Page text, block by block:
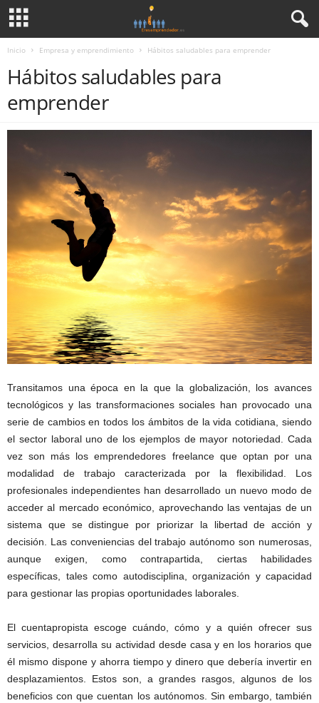
Inicio Empresa y emprendimiento Hábitos saludables para emprender
Hábitos saludables para
emprender
Transitamos una época en la que la globalización, los avances
tecnológicos y las transformaciones sociales han provocado una
serie de cambios en todos los ámbitos de la vida cotidiana, siendo
el sector laboral uno de los ejemplos de mayor notoriedad. Cada
vez son más los emprendedores freelance que optan por una
modalidad de trabajo caracterizada por la flexibilidad. Los
profesionales independientes han desarrollado un nuevo modo de
acceder al mercado económico, aprovechando las ventajas de un
sistema que se distingue por priorizar la libertad de acción y
decisión. Las conveniencias del trabajo autónomo son numerosas,
aunque exigen, como contrapartida, ciertas habilidades
específicas, tales como autodisciplina, organización y capacidad
para gestionar las propias oportunidades laborales.
El cuentapropista escoge cuándo, cómo y a quién ofrecer sus
servicios, desarrolla su actividad desde casa y en los horarios que
él mismo dispone y ahorra tiempo y dinero que debería invertir en
desplazamientos. Estos son, a grandes rasgos, algunos de los
beneficios con que cuentan los autónomos. Sin embargo, también